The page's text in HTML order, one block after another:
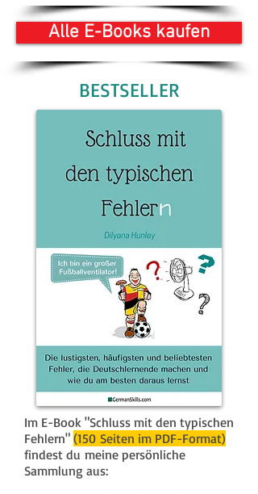
Alle E-Books kaufen
BESTSELLER
Im E-Book "Schluss mit den typischen
Fehlern" (150 Seiten im PDF-Format)
findest du meine persönliche
Sammlung aus: